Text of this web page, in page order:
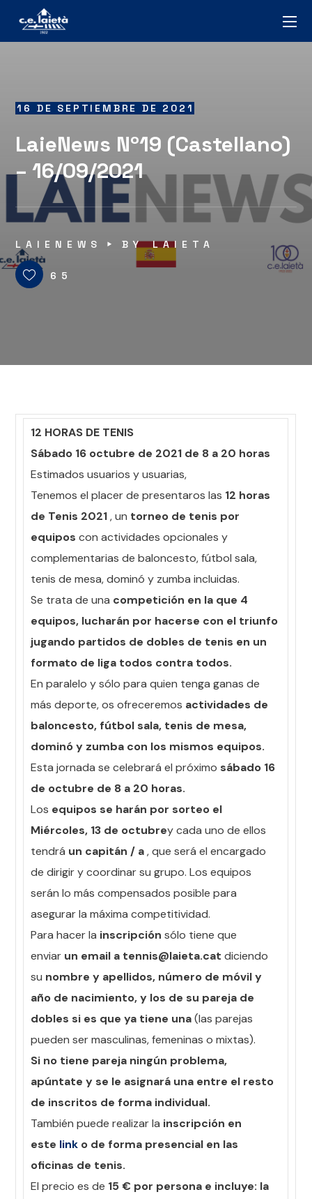
16 DE SEPTIEMBRE DE 2021
LaieNews Nº19 (Castellano)
– 16/09/2021
LAIENEWS BYLAIETA
65
12 HORAS DE TENIS
Sábado 16 octubre de 2021 de 8 a 20 horas
Estimados usuarios y usuarias,
Tenemos el placer de presentaros las 12 horas
de Tenis 2021, un torneo de tenis por
equipos con actividades opcionales y
complementarias de baloncesto, fútbol sala,
tenis de mesa, dominó y zumba incluidas.
Se trata de una competición en la que 4
equipos, lucharán por hacerse con el triunfo
jugando partidos de dobles de tenis en un
formato de liga todos contra todos.
En paralelo y sólo para quien tenga ganas de
más deporte, os ofreceremos actividades de
baloncesto, fútbol sala, tenis de mesa,
dominó y zumba con los mismos equipos.
Esta jornada se celebrará el próximo sábado 16
de octubre de 8 a 20 horas.
Los equipos se harán por sorteo el
Miércoles, 13 de octubrey cada uno de ellos
tendrá un capitán / a, que será el encargado
de dirigir y coordinar su grupo. Los equipos
serán lo más compensados posible para
asegurar la máxima competitividad.
Para hacer la inscripción sólo tiene que
enviar un email a tennis@laieta.cat diciendo
su nombre y apellidos, número de móvil y
año de nacimiento, y los de su pareja de
dobles si es que ya tiene una(las parejas
pueden ser masculinas, femeninas o mixtas).
Si no tiene pareja ningún problema,
apúntate y se le asignará una entre el resto
de inscritos de forma individual.
También puede realizar la inscripción en
este link o de forma presencial en las
oficinas de tenis.
El precio es de 15 € por persona e incluye: la